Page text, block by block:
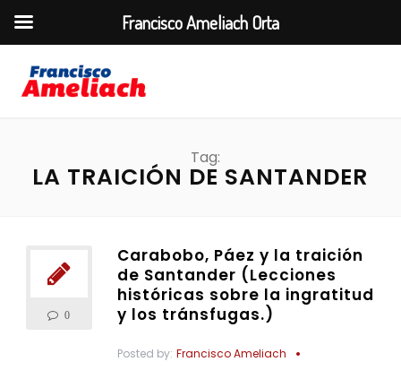
Tag:
LA TRAICIÓN DE SANTANDER
0
Carabobo, Páez y la traición
de Santander (Lecciones
históricas sobre la ingratitud
y los tránsfugas.)
Posted by: Francisco Ameliach
Francisco Ameliach Orta